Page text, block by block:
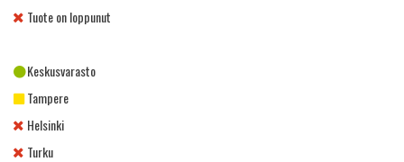
Tuote on loppunut
Keskusvarasto
Tampere
Helsinki
Turku